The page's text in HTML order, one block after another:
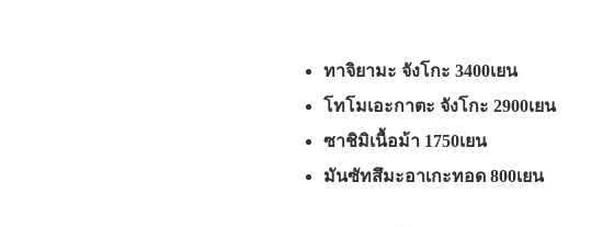
ทาจิยามะ จังโกะ 3400เยน
โทโมเอะกาตะ จังโกะ 2900เยน
ซาชิมิเนื้อม้า 1750เยน
มันซัทสึมะอาเกะทอด 800เยน